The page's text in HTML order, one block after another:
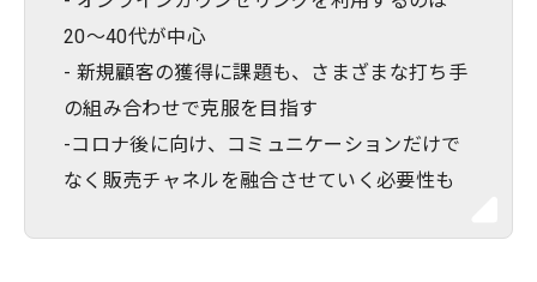
20〜40代が中心
- 新規顧客の獲得に課題も、さまざまな打ち手
の組み合わせで克服を目指す
-コロナ後に向け、コミュニケーションだけで
なく販売チャネルを融合させていく必要性も